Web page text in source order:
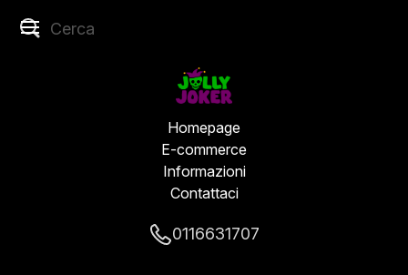
Homepage
E-commerce
Informazioni
Contattaci
0116631707